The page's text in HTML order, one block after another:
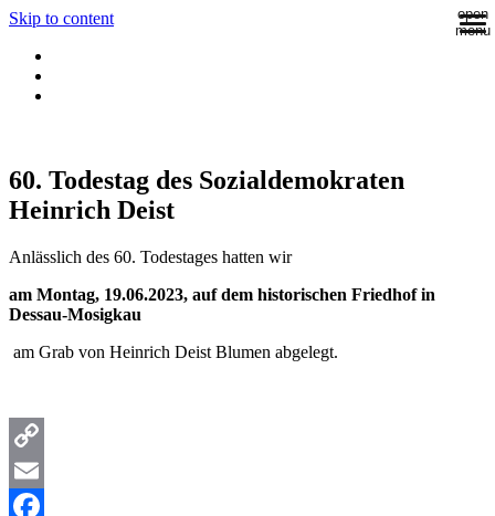
Skip to content
open
menu
60. Todestag des Sozialdemokraten
Heinrich Deist
Anlässlich des 60. Todestages hatten wir
am Montag, 19.06.2023, auf dem historischen Friedhof in
Dessau-Mosigkau
am Grab von Heinrich Deist Blumen abgelegt.
Copy
Link
Email